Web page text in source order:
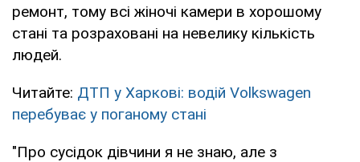
ремонт, тому всі жіночі камери в хорошому
стані та розраховані на невелику кількість
людей.
Читайте: ДТП у Харкові: водій Volkswagen
перебуває у поганому стані
"Про сусідок дівчини я не знаю, але з